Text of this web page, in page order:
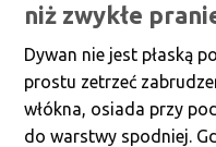
niż zwykłe
Dywan nie jest płaską
prostu zetrzeć
włókna, osiada przy
do warstwy spodniej.